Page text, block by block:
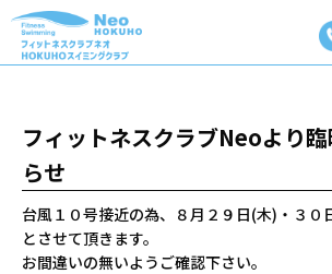
フィットネスクラブNeoより
らせ
台風１０号接近の為、８月２９日(木)・３０
とさせて頂きます。
お間違いの無いようご確認下さい。